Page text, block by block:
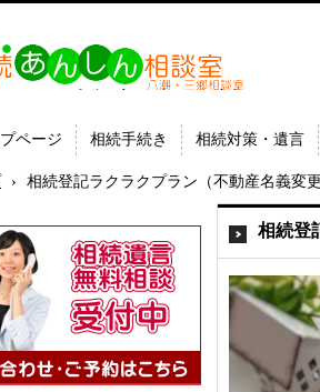
名義変更 遺言なら埼玉県
書士法人ひびき
プページ 相続手続き 相続対策・遺言
› 相続登記ラクラクプラン（不動産名義変更
相続登